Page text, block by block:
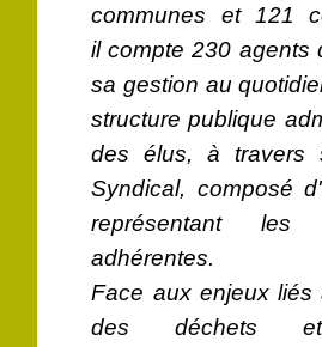
communes et 121
il compte 230 agents
sa gestion au
structure publique
des élus, à travers
Syndical, composé
représentant les
adhérentes.
Face aux enjeux liés
des